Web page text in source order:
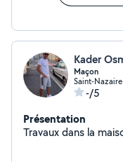
Kader
Maçon
Saint-
-/5
Présentation
Travaux dans la